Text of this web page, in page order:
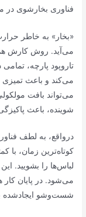
فناوری بخارشوی در
«بخار» به خاطر
می‌آید. روش کارش
تاروپود پارچه،
می‌کند و باعث
می‌تواند بافت
شوینده، باعث
درواقع، به لطف
کوتاه‌ترین زمان، با
لباس‌ها را بشویید.
می‌شود. در پایان
شست‌وشو